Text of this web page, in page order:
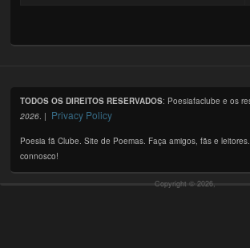
TODOS OS DIREITOS RESERVADOS: Poesiafaclube e os
2026. | Privacy Policy
Poesia fã Clube. Site de Poemas. Faça amigos, fãs e
connosco!
Copyright © 2026,